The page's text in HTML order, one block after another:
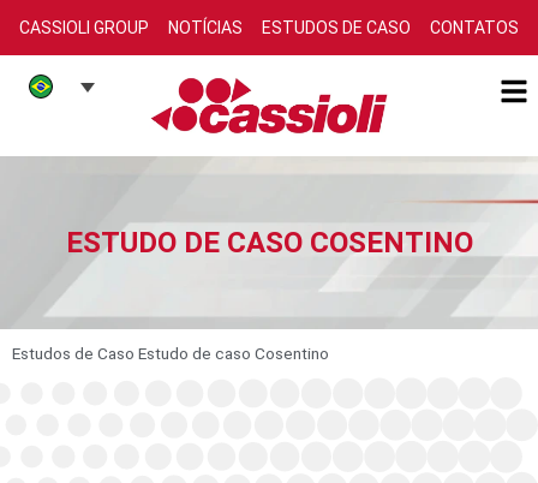
CASSIOLI GROUP NOTÍCIAS ESTUDOS DE CASO CONTATOS
ESTUDO DE CASO COSENTINO
Estudos de Caso Estudo de caso Cosentino